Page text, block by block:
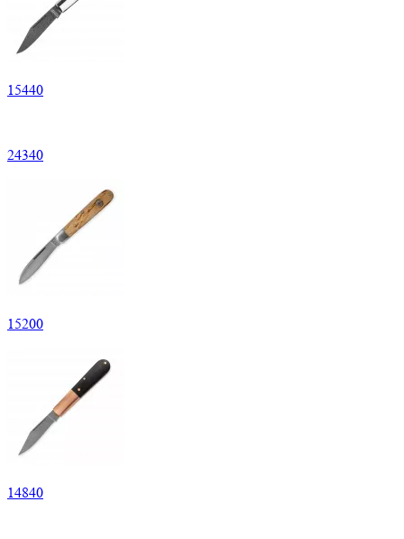
15440
24340
15200
14840